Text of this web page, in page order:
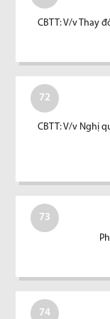
CBTT: V/v Thay
72
CBTT: V/v Nghị
73
74